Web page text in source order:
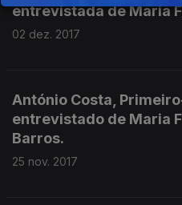
entrevistada de Maria
02 dez. 2017
António Costa,
entrevistado de Maria
Barros.
25 nov. 2017